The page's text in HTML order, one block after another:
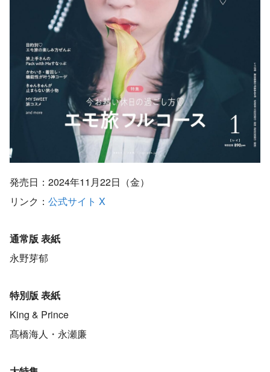
発売日：2024年11月22日（金）
リンク： 公式サイト X
通常版 表紙
永野芽郁
特別版 表紙
King & Prince
髙橋海人・永瀬廉